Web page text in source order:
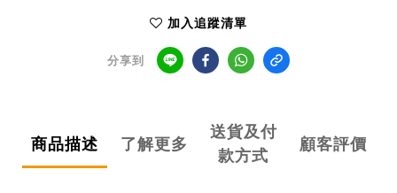
加入追蹤清單
分享到
商品描述 了解更多
送貨及付
款方式
顧客評價